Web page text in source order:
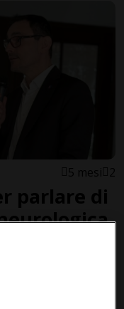
5 mesi 2
parlare di